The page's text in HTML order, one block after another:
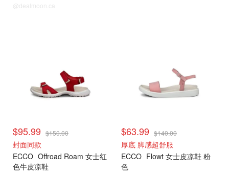
@dealmoon.ca
$95.99 $150.00
封面同款
ECCO Offroad Roam 女士红
色牛皮凉鞋
$63.99 $140.00
厚底 脚感超舒服
ECCO Flowt 女士皮凉鞋 粉
色